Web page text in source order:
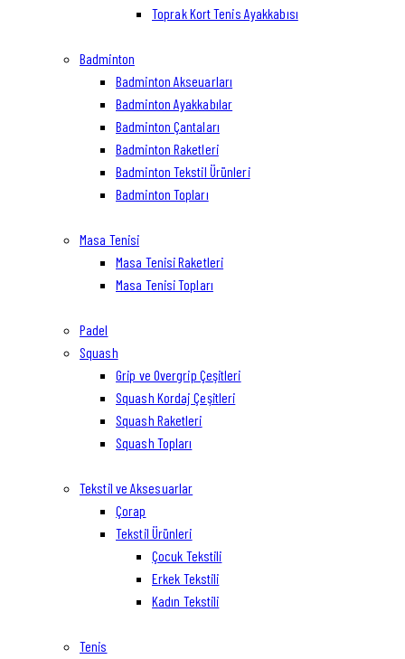
Toprak Kort Tenis Ayakkabısı
Badminton
Badminton Akseuarları
Badminton Ayakkabılar
Badminton Çantaları
Badminton Raketleri
Badminton Tekstil Ürünleri
Badminton Topları
Masa Tenisi
Masa Tenisi Raketleri
Masa Tenisi Topları
Padel
Squash
Grip ve Overgrip Çeşitleri
Squash Kordaj Çeşitleri
Squash Raketleri
Squash Topları
Tekstil ve Aksesuarlar
Çorap
Tekstil Ürünleri
Çocuk Tekstili
Erkek Tekstili
Kadın Tekstili
Tenis